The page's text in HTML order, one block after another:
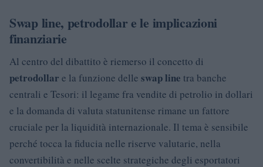
Swap line, petrodollar e le implicazioni
finanziarie
Al centro del dibattito è riemerso il concetto di
petrodollar e la funzione delle swap line tra banche
centrali e Tesori: il legame fra vendite di petrolio in dollari
e la domanda di valuta statunitense rimane un fattore
cruciale per la liquidità internazionale. Il tema è sensibile
perché tocca la fiducia nelle riserve valutarie, nella
convertibilità e nelle scelte strategiche degli esportatori